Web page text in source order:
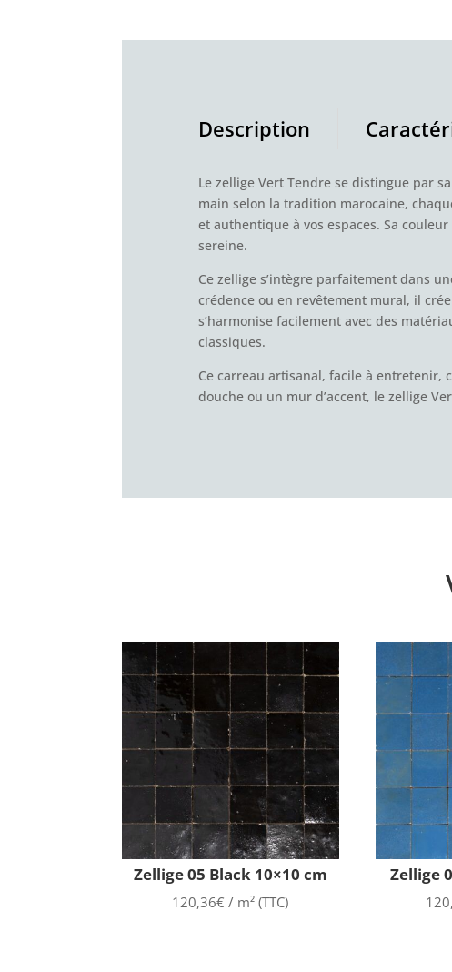
Description
Le zellige Vert Tendre se distingue par
main selon la tradition marocaine,
et authentique à vos espaces. Sa
sereine.
Ce zellige s’intègre parfaitement dans
crédence ou en revêtement mural, il
s’harmonise facilement avec des
classiques.
Ce carreau artisanal, facile à entretenir,
douche ou un mur d’accent, le zellige
Zellige 05 Black 10×10 cm
120,36€ / m² (TTC)
Zellige